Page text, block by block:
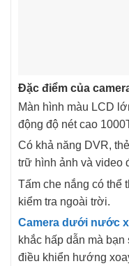
Đặc điểm của
Màn hình màu LCD
động độ nét cao
Có khả năng DVR,
trữ hình ảnh và video
Tấm che nắng có thể
kiểm tra ngoài trời.
Camera dưới nước
khắc hấp dẫn mà
điều khiển hướng